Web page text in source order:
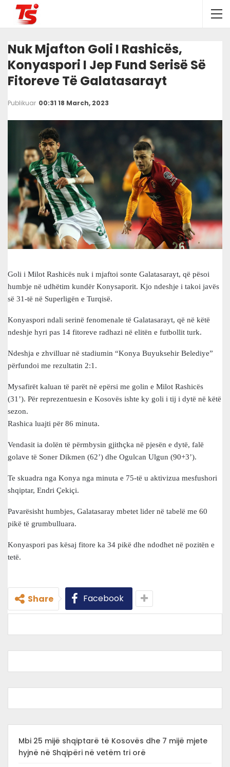
Nuk Mjafton Goli I Rashicës,
Konyaspori I Jep Fund Serisë Së
Fitoreve Të Galatasarayt
Publikuar 00:31 18 March, 2023
Goli i Milot Rashicës nuk i mjaftoi sonte Galatasarayt, që pësoi
humbje në udhëtim kundër Konysaporit. Kjo ndeshje i takoi javës
së 31-të në Superligën e Turqisë.
Konyaspori ndali serinë fenomenale të Galatasarayt, që në këtë
ndeshje hyri pas 14 fitoreve radhazi në elitën e futbollit turk.
Ndeshja e zhvilluar në stadiumin “Konya Buyuksehir Belediye”
përfundoi me rezultatin 2:1.
Mysafirët kaluan të parët në epërsi me golin e Milot Rashicës
(31’). Për reprezentuesin e Kosovës ishte ky goli i tij i dytë në këtë
sezon.
Rashica luajti për 86 minuta.
Vendasit ia dolën të përmbysin gjithçka në pjesën e dytë, falë
golave të Soner Dikmen (62’) dhe Ogulcan Ulgun (90+3’).
Te skuadra nga Konya nga minuta e 75-të u aktivizua mesfushori
shqiptar, Endri Çekiçi.
Pavarësisht humbjes, Galatasaray mbetet lider në tabelë me 60
pikë të grumbulluara.
Konyaspori pas kësaj fitore ka 34 pikë dhe ndodhet në pozitën e
tetë.
Share Facebook
Mbi 25 mijë shqiptarë të Kosovës dhe 7 mijë mjete
hyjnë në Shqipëri në vetëm tri orë